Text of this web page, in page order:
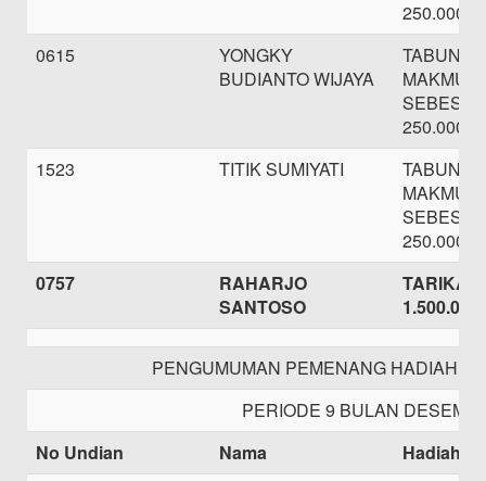
250.000,-
0615
YONGKY
BUDIANTO WIJAYA
MAKMUR
250.000,-
1523
TITIK SUMIYATI
MAKMUR
250.000,-
0757
RAHARJO
SANTOSO
TARIKAN
PENGUMUMAN PEMENANG HADIAH
PERIODE 9 BULAN
No Undian
Nama
Hadiah